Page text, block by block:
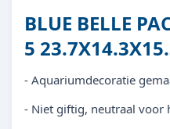
BLUE BELLE
5
- Aquariumdecoratie
- Niet giftig, neutraal voor